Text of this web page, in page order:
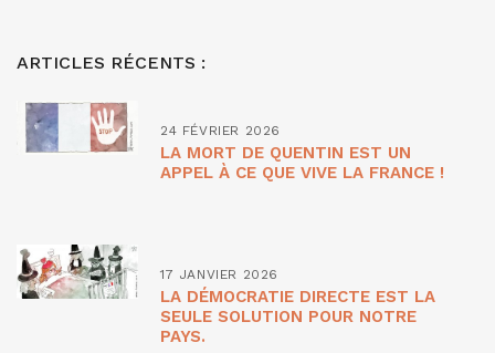
ARTICLES RÉCENTS :
24 FÉVRIER 2026
LA MORT DE QUENTIN EST UN
APPEL À CE QUE VIVE LA FRANCE !
17 JANVIER 2026
LA DÉMOCRATIE DIRECTE EST LA
SEULE SOLUTION POUR NOTRE
PAYS.